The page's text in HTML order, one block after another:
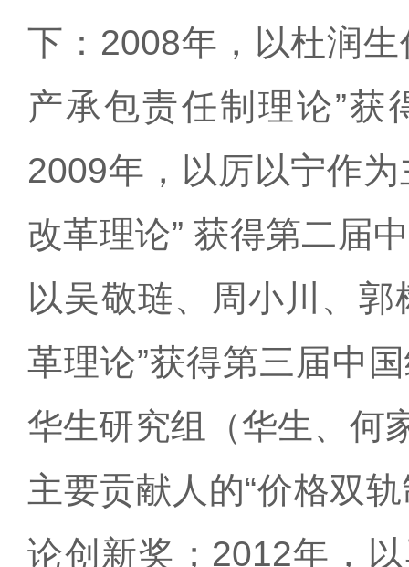
下：2008年，以杜润
产承包责任制理论”获
2009年，以厉以宁作
改革理论” 获得第二届
以吴敬琏、周小川、
革理论”获得第三届中
华生研究组（华生、何
主要贡献人的“价格双
论创新奖；2012年，